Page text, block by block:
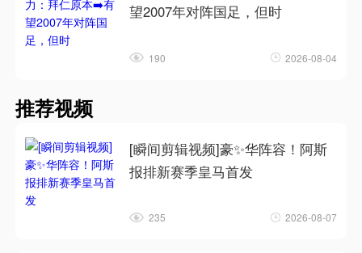
望2007年对阵国足，但时
190 2026-08-04
推荐视频
[瞬间剪辑视频]豪✨华阵容！阿斯
报排新赛季皇马首发
235 2026-08-07